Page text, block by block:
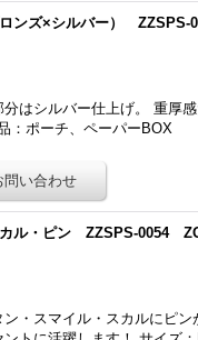
ンズ×シルバー）
はシルバー仕上げ。 重厚
：ポーチ、ペーパーBOX
カル・ピン ZZSPS-0054
・スマイル・スカルにピ